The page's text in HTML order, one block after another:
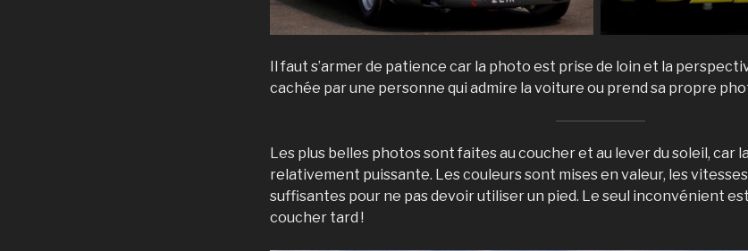
Il faut s’armer de patience car la photo est prise de loin et la
cachée par une personne qui admire la voiture ou prend sa propre
Les plus belles photos sont faites au coucher et au lever du soleil, car
relativement puissante. Les couleurs sont mises en valeur, les
suffisantes pour ne pas devoir utiliser un pied. Le seul inconvénient
coucher tard !